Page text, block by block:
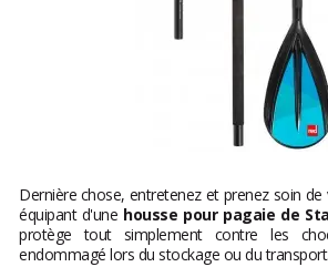
Dernière chose, entretenez et prenez soin
équipant d'une housse pour pagaie de
protège tout simplement contre les
endommagé lors du stockage ou du transport.